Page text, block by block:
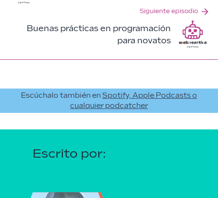
Siguiente episodio
Buenas prácticas en programación
para novatos
Escúchalo también en Spotify, Apple Podcasts o
cualquier podcatcher
Escrito por: